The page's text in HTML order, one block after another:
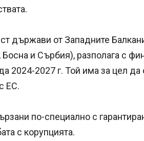
държави от Западните
и Сърбия), разполага с
2024-2027 г. Той има за цел да
ЕС.
по-специално с
с корупцията.